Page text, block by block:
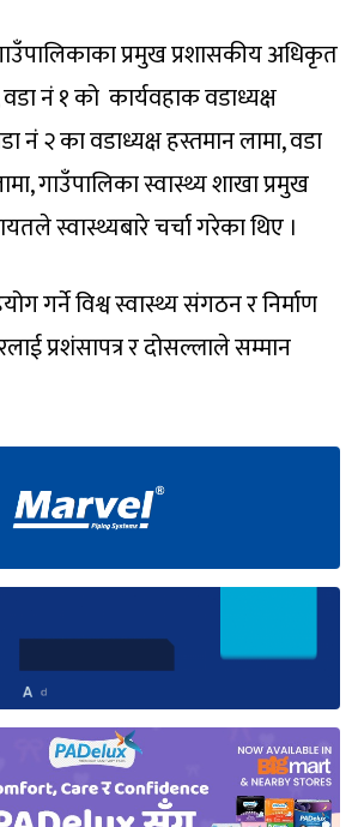
प्रमुख प्रशासकीय अधिकृत
नं १ को कार्यवहाक वडाध्यक्ष
नं २ का वडाध्यक्ष हस्तमान लामा, वडा
गाउँपालिका स्वास्थ्य शाखा प्रमुख
स्वास्थ्यबारे चर्चा गरेका थिए ।
गर्ने विश्व स्वास्थ्य संगठन र निर्माण
प्रशंसापत्र र दोसल्लाले सम्मान